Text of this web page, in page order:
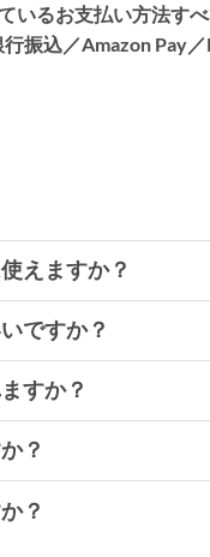
いるお支払い方法す
振込／Amazon Pay
えますか？
ですか？
すか？
？
？